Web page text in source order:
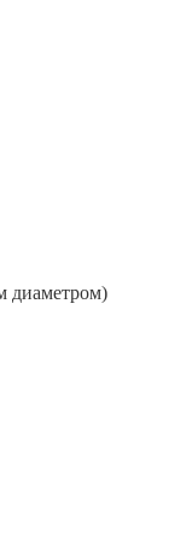
диаметром)